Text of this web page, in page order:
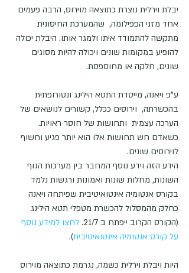
יבלת וירלית נוצרת כתוצאה מוירוס, הרבה פעמים
אחד מזני הפפילומה,  שהמערכת החיסונית
מתקשה להתמודד איתו ולמגר אותו. היבלת יכולה
להופיע במקומות שונים ויכולה להיות מסוגים
שונים, חלקה או מחוספסת.
ע"פ ויאנה, מייסדת התטא הילינג ונטורופתית
בהכשרתה,  וירוסים ככלל, קשורים לנושאים של
הערכה עצמית  ותחושות של חוסר ראויות.
כשאדם חש תחושות אלו הוא יותר פגיע וחשוף
לוירוסים שונים.
הידע הזה וידע נוסף המחבר בין מערכות הגוף
השונות, מחלות שונות ואמונות ורגשות נלמד
בקורס אנטומיה אינטואיטיבית שפיתחה ויאנה
כחלק מהמסלול להכשרת מטפלי תטא הילינג
(הקורס הקרוב ייפתח ב 21/7.
לחצו למידע נוסף
על קורס אנטומיה אינטואיטיבית).
היות ויבלת וירלית כשמה, נגרמת כתוצאה מוירוס